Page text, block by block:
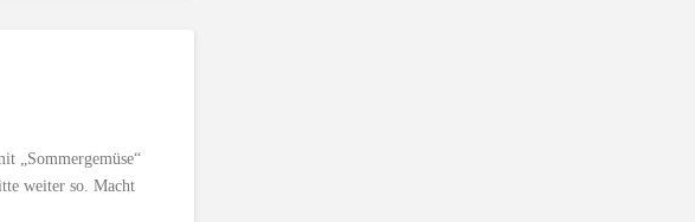
„Sommergemüse“
weiter so. Macht